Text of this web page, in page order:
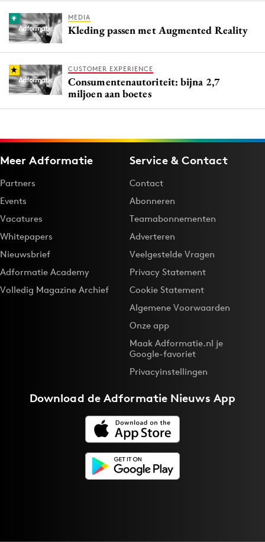
MEDIA
Kleding passen met Augmented Reality
CUSTOMER EXPERIENCE
Consumentenautoriteit: bijna 2,7
miljoen aan boetes
Meer Adformatie
Partners
Events
Vacatures
Whitepapers
Nieuwsbrief
Adformatie Academy
Volledig Magazine Archief
Service & Contact
Contact
Abonneren
Teamabonnementen
Adverteren
Veelgestelde Vragen
Privacy Statement
Cookie Statement
Algemene Voorwaarden
Onze app
Maak Adformatie.nl je
Google-favoriet
Privacyinstellingen
Download deAdformatie Nieuws App